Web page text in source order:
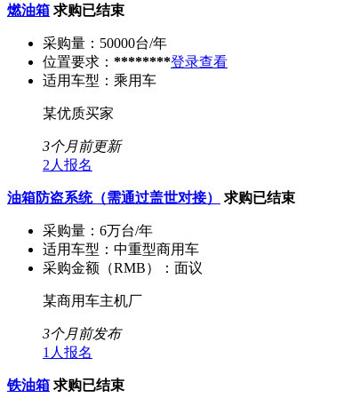
燃油箱 求购已结束
采购量： 50000台/年
位置要求： ********登录查看
适用车型： 乘用车
某优质买家
3个月前更新
2人报名
油箱防盗系统（需通过盖世对接） 求购已结束
采购量： 6万台/年
适用车型： 中重型商用车
采购金额（RMB）： 面议
某商用车主机厂
3个月前发布
1人报名
铁油箱 求购已结束